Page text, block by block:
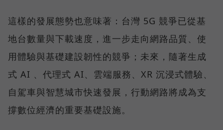
這樣的發展態勢也意味著：台灣 5G 競爭已從基
地台數量與下載速度，進一步走向網路品質、使
用體驗與基礎建設韌性的競爭；未來，隨著生成
式 AI 、代理式 AI、雲端服務、XR 沉浸式體驗、
自駕車與智慧城市快速發展，行動網路將成為支
撐數位經濟的重要基礎設施。